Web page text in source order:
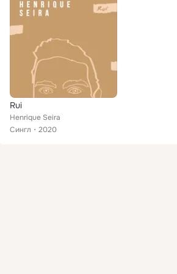
Rui
Henrique Seira
Сингл
2020